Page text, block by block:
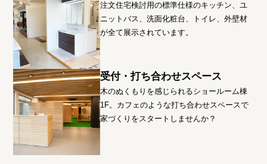
注文住宅検討用の標準仕様のキッチン、ユ
ニットバス、洗面化粧台、トイレ、外壁材
が全て展示されています。
受付・打ち合わせスペース
木のぬくもりを感じられるショールーム棟
1F。カフェのような打ち合わせスペースで
家づくりをスタートしませんか？